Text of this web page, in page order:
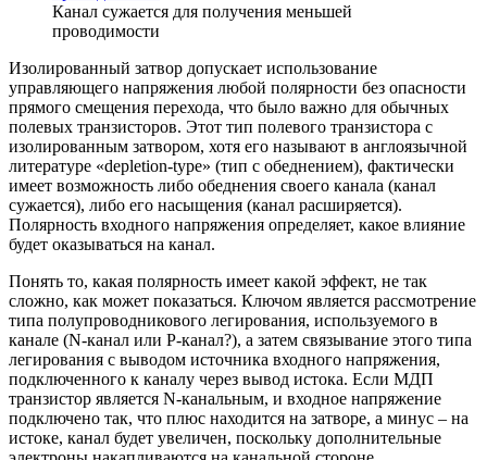
Канал сужается для получения меньшей
проводимости
Изолированный затвор допускает использование
управляющего напряжения любой полярности без опасности
прямого смещения перехода, что было важно для обычных
полевых транзисторов. Этот тип полевого транзистора с
изолированным затвором, хотя его называют в англоязычной
литературе «depletion-type» (тип с обеднением), фактически
имеет возможность либо обеднения своего канала (канал
сужается), либо его насыщения (канал расширяется).
Полярность входного напряжения определяет, какое влияние
будет оказываться на канал.
Понять то, какая полярность имеет какой эффект, не так
сложно, как может показаться. Ключом является рассмотрение
типа полупроводникового легирования, используемого в
канале (N-канал или P-канал?), а затем связывание этого типа
легирования с выводом источника входного напряжения,
подключенного к каналу через вывод истока. Если МДП
транзистор является N-канальным, и входное напряжение
подключено так, что плюс находится на затворе, а минус – на
истоке, канал будет увеличен, поскольку дополнительные